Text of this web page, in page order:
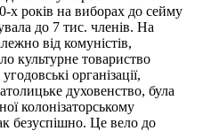
х років на виборах до сейму
до 7 тис. членів. На
від комуністів,
культурне товариство
організації,
духовенство, була
колонізаторському
безуспішно. Це вело до